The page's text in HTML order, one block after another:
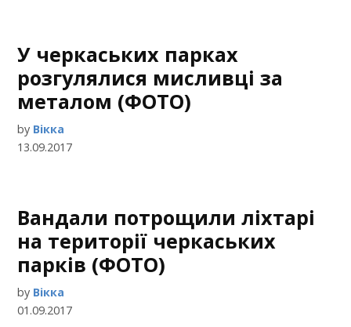
У черкаських парках
розгулялися мисливці за
металом (ФОТО)
by Вікка
13.09.2017
Вандали потрощили ліхтарі
на території черкаських
парків (ФОТО)
by Вікка
01.09.2017